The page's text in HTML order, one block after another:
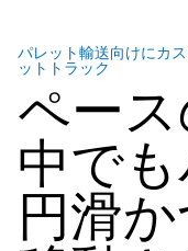
パレット輸送向けにカ
ットトラック
ペー
中で
円滑